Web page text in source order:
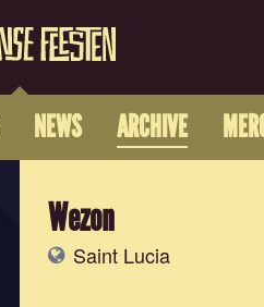
NEWS ARCHIVE
Wezon
Saint Lucia